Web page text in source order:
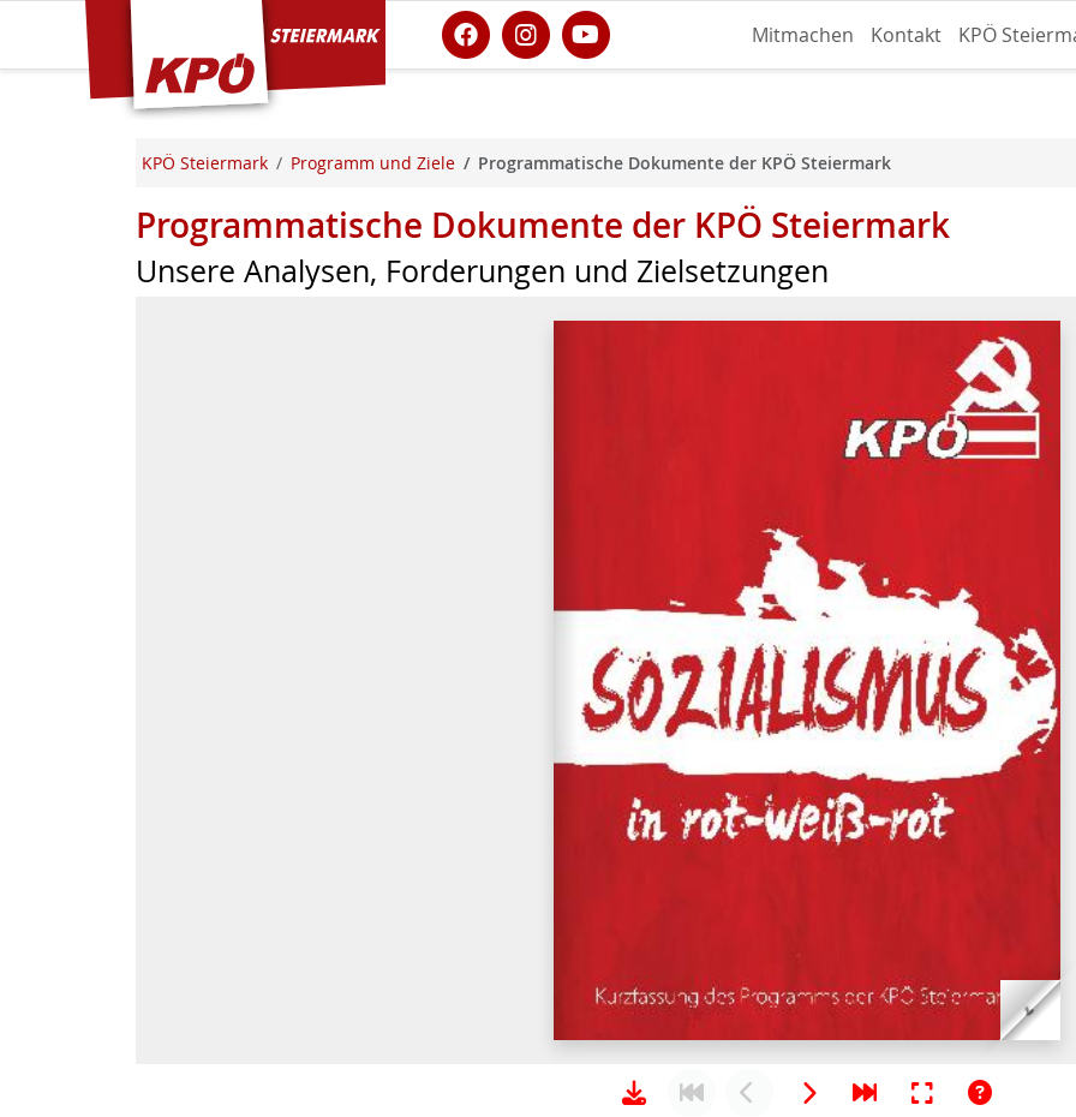
KPÖ Steiermark Mitmachen Kontakt KPÖ
KPÖ Steiermark Programm und Ziele Programmatische Dokumente der KPÖ Steiermark
Programmatische Dokumente der KPÖ Steiermark
Unsere Analysen, Forderungen und Zielsetzungen